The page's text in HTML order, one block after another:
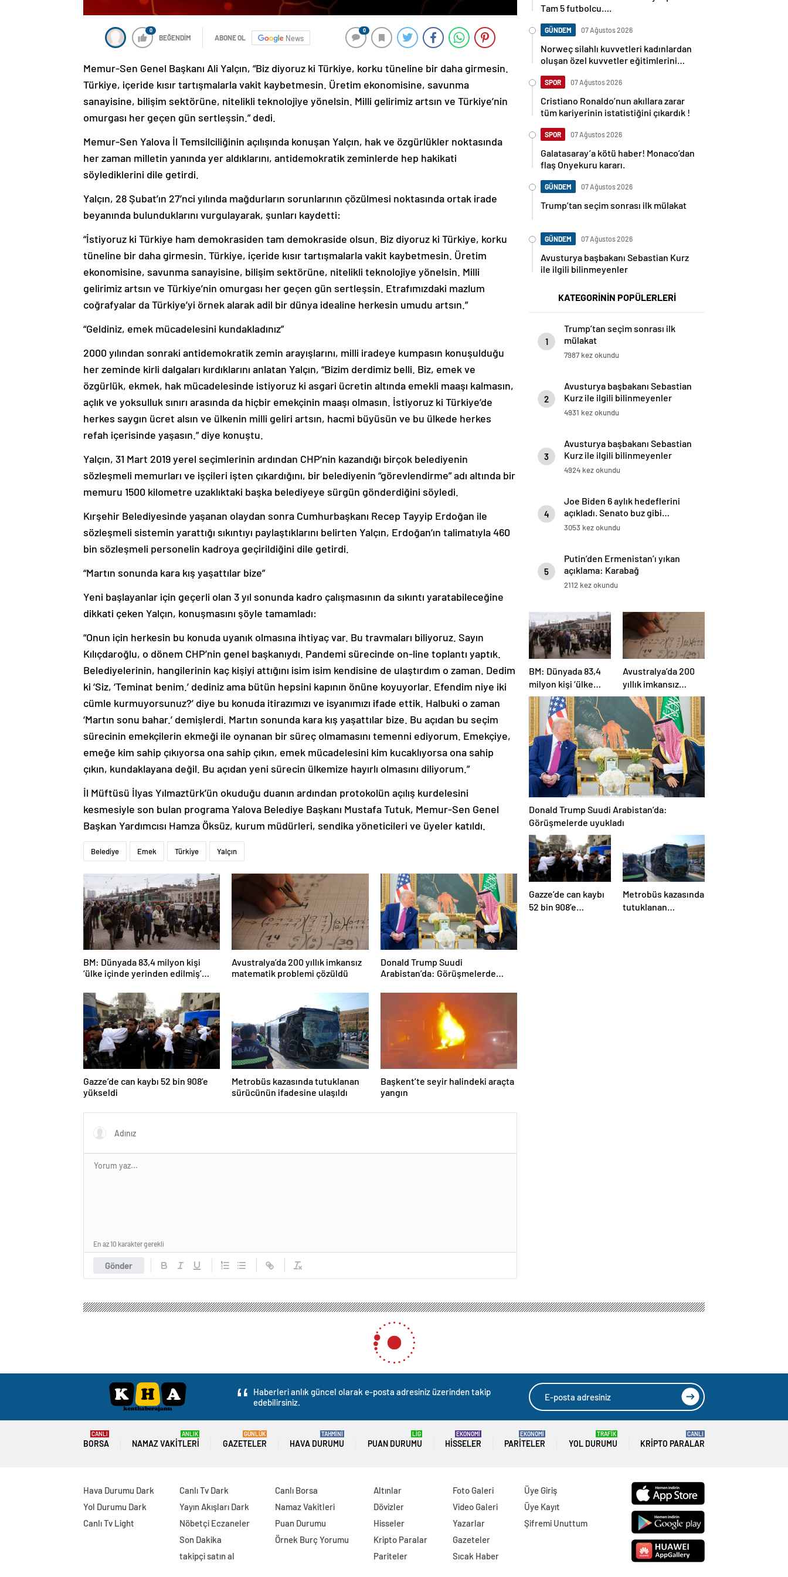
0
BEĞENDİM ABONE OL News
0
Memur-Sen Genel Başkanı Ali Yalçın, “Biz diyoruz ki Türkiye, korku tüneline bir daha girmesin.
Türkiye, içeride kısır tartışmalarla vakit kaybetmesin. Üretim ekonomisine, savunma
sanayisine, bilişim sektörüne, nitelikli teknolojiye yönelsin. Milli gelirimiz artsın ve Türkiye’nin
omurgası her geçen gün sertleşsin.” dedi.
Memur-Sen Yalova İl Temsilciliğinin açılışında konuşan Yalçın, hak ve özgürlükler noktasında
her zaman milletin yanında yer aldıklarını, antidemokratik zeminlerde hep hakikati
söylediklerini dile getirdi.
Yalçın, 28 Şubat’ın 27’nci yılında mağdurların sorunlarının çözülmesi noktasında ortak irade
beyanında bulunduklarını vurgulayarak, şunları kaydetti:
“İstiyoruz ki Türkiye ham demokrasiden tam demokraside olsun. Biz diyoruz ki Türkiye, korku
tüneline bir daha girmesin. Türkiye, içeride kısır tartışmalarla vakit kaybetmesin. Üretim
ekonomisine, savunma sanayisine, bilişim sektörüne, nitelikli teknolojiye yönelsin. Milli
gelirimiz artsın ve Türkiye’nin omurgası her geçen gün sertleşsin. Etrafımızdaki mazlum
coğrafyalar da Türkiye’yi örnek alarak adil bir dünya idealine herkesin umudu artsın.”
“Geldiniz, emek mücadelesini kundakladınız”
2000 yılından sonraki antidemokratik zemin arayışlarını, milli iradeye kumpasın konuşulduğu
her zeminde kirli dalgaları kırdıklarını anlatan Yalçın, “Bizim derdimiz belli. Biz, emek ve
özgürlük, ekmek, hak mücadelesinde istiyoruz ki asgari ücretin altında emekli maaşı kalmasın,
açlık ve yoksulluk sınırı arasında da hiçbir emekçinin maaşı olmasın. İstiyoruz ki Türkiye’de
herkes saygın ücret alsın ve ülkenin milli geliri artsın, hacmi büyüsün ve bu ülkede herkes
refah içerisinde yaşasın.” diye konuştu.
Yalçın, 31 Mart 2019 yerel seçimlerinin ardından CHP’nin kazandığı birçok belediyenin
sözleşmeli memurları ve işçileri işten çıkardığını, bir belediyenin “görevlendirme” adı altında bir
memuru 1500 kilometre uzaklıktaki başka belediyeye sürgün gönderdiğini söyledi.
Kırşehir Belediyesinde yaşanan olaydan sonra Cumhurbaşkanı Recep Tayyip Erdoğan ile
sözleşmeli sistemin yarattığı sıkıntıyı paylaştıklarını belirten Yalçın, Erdoğan’ın talimatıyla 460
bin sözleşmeli personelin kadroya geçirildiğini dile getirdi.
“Martın sonunda kara kış yaşattılar bize”
Yeni başlayanlar için geçerli olan 3 yıl sonunda kadro çalışmasının da sıkıntı yaratabileceğine
dikkati çeken Yalçın, konuşmasını şöyle tamamladı:
“Onun için herkesin bu konuda uyanık olmasına ihtiyaç var. Bu travmaları biliyoruz. Sayın
Kılıçdaroğlu, o dönem CHP’nin genel başkanıydı. Pandemi sürecinde on-line toplantı yaptık.
Belediyelerinin, hangilerinin kaç kişiyi attığını isim isim kendisine de ulaştırdım o zaman. Dedim
ki ‘Siz, ‘Teminat benim.’ dediniz ama bütün hepsini kapının önüne koyuyorlar. Efendim niye iki
cümle kurmuyorsunuz?’ diye bu konuda itirazımızı ve isyanımızı ifade ettik. Halbuki o zaman
‘Martın sonu bahar.’ demişlerdi. Martın sonunda kara kış yaşattılar bize. Bu açıdan bu seçim
sürecinin emekçilerin ekmeği ile oynanan bir süreç olmamasını temenni ediyorum. Emekçiye,
emeğe kim sahip çıkıyorsa ona sahip çıkın, emek mücadelesini kim kucaklıyorsa ona sahip
çıkın, kundaklayana değil. Bu açıdan yeni sürecin ülkemize hayırlı olmasını diliyorum.”
İl Müftüsü İlyas Yılmaztürk’ün okuduğu duanın ardından protokolün açılış kurdelesini
kesmesiyle son bulan programa Yalova Belediye Başkanı Mustafa Tutuk, Memur-Sen Genel
Başkan Yardımcısı Hamza Öksüz, kurum müdürleri, sendika yöneticileri ve üyeler katıldı.
Belediye Emek Türkiye Yalçın
BM: Dünyada 83,4 milyon kişi
‘ülke içinde yerinden edilmiş’
Avustralya’da 200 yıllık imkansız
matematik problemi çözüldü
Donald Trump Suudi
Arabistan’da: Görüşmelerde
Gazze’de can kaybı 52 bin 908’e
yükseldi
Metrobüs kazasında tutuklanan
sürücünün ifadesine ulaşıldı
Başkent’te seyir halindeki araçta
yangın
Gönder
En az 10 karakter gerekli
Tam 5 futbolcu….
GÜNDEM 07 Ağustos 2026
Norweç silahlı kuvvetleri kadınlardan
oluşan özel kuvvetler eğitimlerini
SPOR 07 Ağustos 2026
Cristiano Ronaldo’nun akıllara zarar
tüm kariyerinin istatistiğini çıkardık !
SPOR 07 Ağustos 2026
Galatasaray’a kötü haber! Monaco’dan
flaş Onyekuru kararı.
GÜNDEM 07 Ağustos 2026
Trump’tan seçim sonrası ilk mülakat
GÜNDEM 07 Ağustos 2026
Avusturya başbakanı Sebastian Kurz
ile ilgili bilinmeyenler
KATEGORİNİN POPÜLERLERİ
1
Trump’tan seçim sonrası ilk
mülakat
7987 kez okundu
2
Avusturya başbakanı Sebastian
Kurz ile ilgili bilinmeyenler
4931 kez okundu
3
Avusturya başbakanı Sebastian
Kurz ile ilgili bilinmeyenler
4924 kez okundu
4
Joe Biden 6 aylık hedeflerini
açıkladı. Senato buz gibi…
3053 kez okundu
5
Putin’den Ermenistan’ı yıkan
açıklama: Karabağ
Azerbaycan’ın ayrılmaz bir
2112 kez okundu
BM: Dünyada 83,4
milyon kişi ‘ülke
içinde yerinden
edilmiş’ olarak
yaşıyor
Avustralya’da 200
yıllık imkansız
matematik
problemi çözüldü
Donald Trump Suudi Arabistan’da:
Görüşmelerde uyukladı
Gazze’de can kaybı
52 bin 908’e
Metrobüs kazasında
tutuklanan
Haberleri anlık güncel olarak e-posta adresiniz üzerinden takip
edebilirsiniz.
BORSA
CANLI
NAMAZ VAKITLERI
ANLIK
GAZETELER
GÜNLÜK
HAVA DURUMU
TAHMİNİ
PUAN DURUMU
LİG
HISSELER
EKONOMİ
PARITELER
EKONOMİ
YOL DURUMU
TRAFİK
KRIPTO PARALAR
CANLI
Hava Durumu Dark
Yol Durumu Dark
Canlı Tv Light
Canlı Tv Dark
Yayın Akışları Dark
Nöbetçi Eczaneler
Son Dakika
takipçi satın al
Canlı Borsa
Namaz Vakitleri
Puan Durumu
Örnek Burç Yorumu
Altınlar
Dövizler
Hisseler
Kripto Paralar
Pariteler
Foto Galeri
Video Galeri
Yazarlar
Gazeteler
Sıcak Haber
Üye Giriş
Üye Kayıt
Şifremi Unuttum